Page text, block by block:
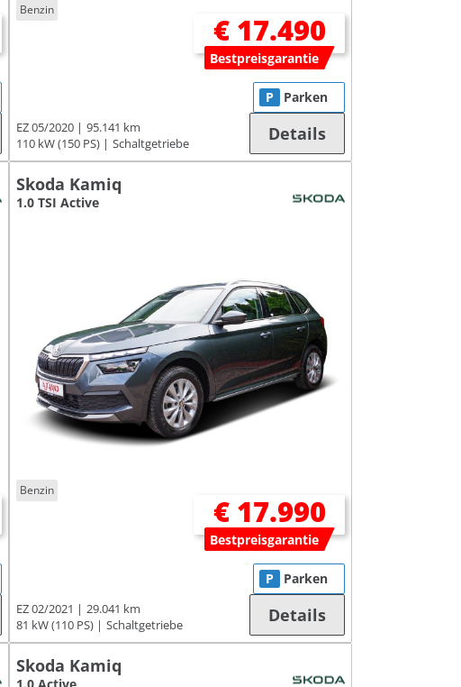
Benzin
€ 17.490
Bestpreisgarantie
EZ 05/2020
95.141 km
110 kW (150 PS)
Schaltgetriebe
P Parken
Details
Skoda Kamiq
1.0 TSI Active
Benzin
€ 17.990
Bestpreisgarantie
EZ 02/2021
29.041 km
81 kW (110 PS)
Schaltgetriebe
P Parken
Details
Skoda Kamiq